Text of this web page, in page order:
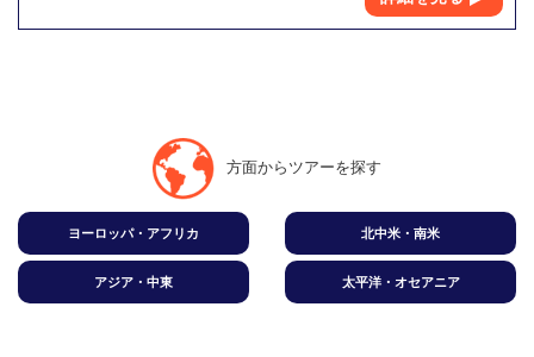
方面からツアーを探す
ヨーロッパ・アフリカ 北中米・南米
アジア・中東 太平洋・オセアニア